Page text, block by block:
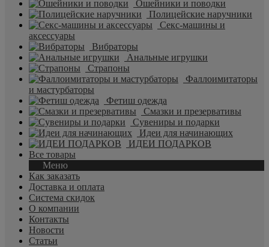
Ошейники и поводки
Полицейские наручники
Секс-машины и
аксессуары
Вибраторы
Анальные игрушки
Страпоны
Фаллоимитаторы
и мастурбаторы
Фетиш одежда
Смазки и презервативы
Сувениры и подарки
Идеи для начинающих
ИДЕИ ПОДАРКОВ
Все товары
Меню
Как заказать
Доставка и оплата
Система скидок
О компании
Контакты
Новости
Статьи